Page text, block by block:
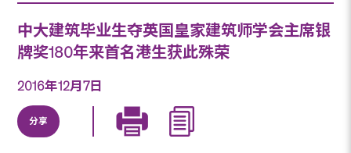
中大建筑毕业生夺英国皇家建筑师学会主席银
牌奖180年来首名港生获此殊荣
2016年12月7日
分享